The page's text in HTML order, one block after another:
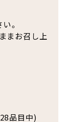
。
まお召し上
品目中)